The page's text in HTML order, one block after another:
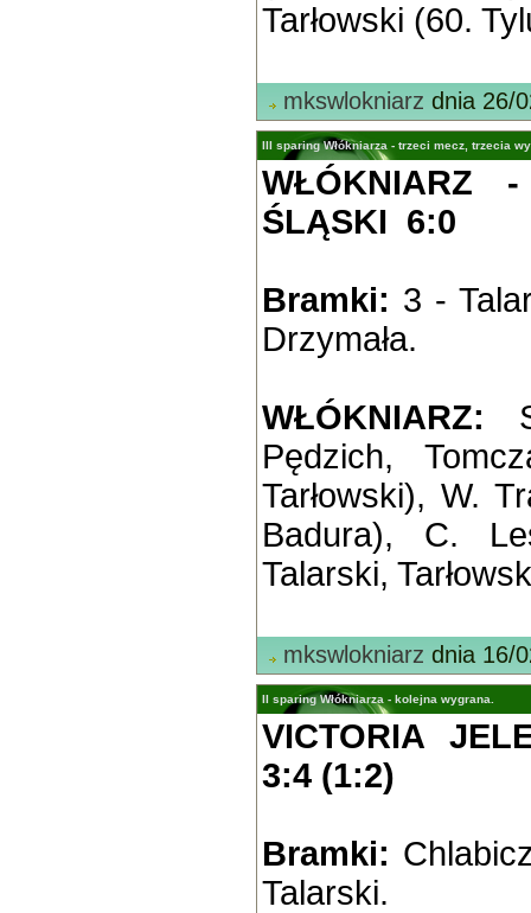
Tarłowski (60.
mkswlokniarz dnia 26/
III sparing Włókniarza - trzeci mecz, trzecia
WŁÓKNIARZ
ŚLĄSKI 6:0
Bramki: 3 -
Drzymała.
WŁÓKNIARZ:
Pędzich,
Tarłowski), W.
Badura), C.
Talarski,
mkswlokniarz dnia 16/
II sparing Włókniarza - kolejna wygrana.
VICTORIA
3:4 (1:2)
Bramki:
Talarski.